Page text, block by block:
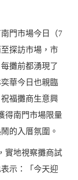
門市場今日（7
探訪市場，市
攤前都湧現了
華今日也親臨
福攤商生意興
得南門市場限量
的入厝氛圍。
地視察攤商試
示：「今天迎